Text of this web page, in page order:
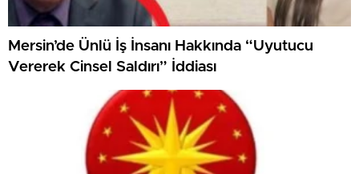
Mersin’de Ünlü İş İnsanı Hakkında “Uyutucu
Vererek Cinsel Saldırı” İddiası